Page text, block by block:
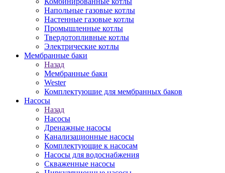
Напольные газовые котлы
Настенные газовые котлы
Промышленные котлы
Твердотопливные котлы
Электрические котлы
Мембранные баки
Назад
Мембранные баки
Wester
Комплектуюшие для мембранных баков
Насосы
Назад
Насосы
Дренажные насосы
Канализационные насосы
Комплектующие к насосам
Насосы для водоснабжения
Скваженные насосы